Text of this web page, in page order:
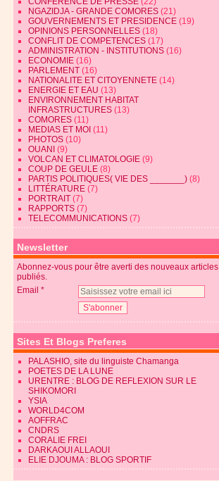
NGAZIDJA - GRANDE COMORES (21)
GOUVERNEMENTS ET PRESIDENCE (19)
OPINIONS PERSONNELLES (18)
CONFLIT DE COMPETENCES (17)
ADMINISTRATION - INSTITUTIONS (16)
ECONOMIE (16)
PARLEMENT (16)
NATIONALITE ET CITOYENNETE (14)
ENERGIE ET EAU (13)
ENVIRONNEMENT HABITAT
INFRASTRUCTURES (13)
COMORES (11)
MEDIAS ET MOI (11)
PHOTOS (10)
OUANI (9)
VOLCAN ET CLIMATOLOGIE (9)
COUP DE GEULE (8)
PARTIS POLITIQUES( VIE DES _______) (8)
LITTÉRATURE (7)
PORTRAIT (7)
RAPPORTS (7)
TELECOMMUNICATIONS (7)
Newsletter
Abonnez-vous pour être averti des nouveaux articles
publiés.
Email
Sites Et Blogs Preferes
PALASHIO, site du linguiste Chamanga
POETES DE LA LUNE
URENTRE : BLOG DE REFLEXION SUR LE
SHIKOMORI
YSIA
WORLD4COM
AOFFRAC
CNDRS
CORALIE FREI
DARKAOUI ALLAOUI
ELIE DJOUMA : BLOG SPORTIF